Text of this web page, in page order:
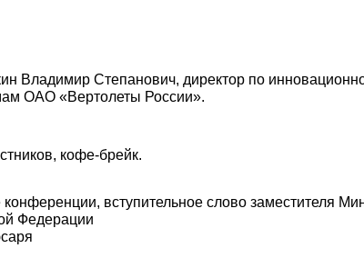
Владимир Степанович, директор по
ОАО «Вертолеты России».
кофе-брейк.
вступительное слово заместителя
Федерации